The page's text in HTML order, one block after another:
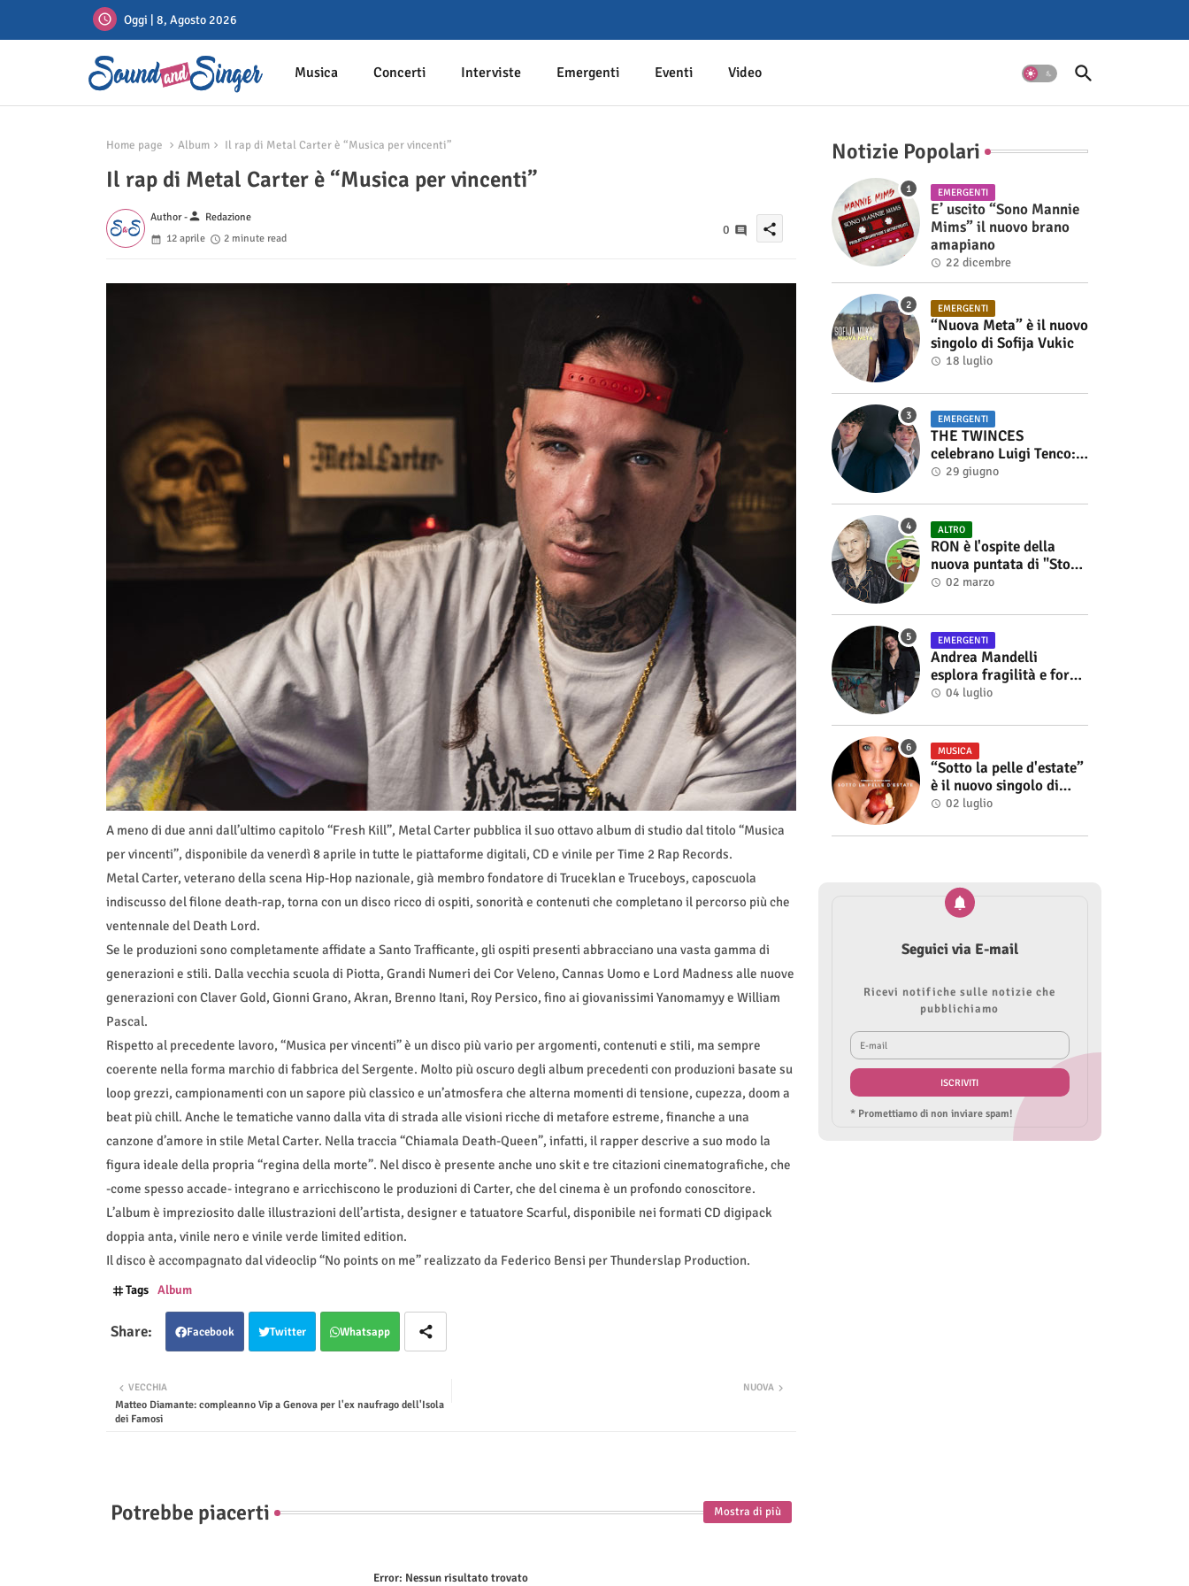
Oggi | 8, Agosto 2026
Musica Concerti Interviste Emergenti Eventi Video
Home page Album Il rap di Metal Carter è “Musica per vincenti”
Il rap di Metal Carter è “Musica per vincenti”
Author -person Redazione
12 aprile
2 minute read
0 share
A meno di due anni dall’ultimo capitolo “Fresh Kill”, Metal Carter pubblica il suo ottavo album di studio dal titolo “Musica
per vincenti”, disponibile da venerdì 8 aprile in tutte le piattaforme digitali, CD e vinile per Time 2 Rap Records.
Metal Carter, veterano della scena Hip-Hop nazionale, già membro fondatore di Truceklan e Truceboys, caposcuola
indiscusso del filone death-rap, torna con un disco ricco di ospiti, sonorità e contenuti che completano il percorso più che
ventennale del Death Lord.
Se le produzioni sono completamente affidate a Santo Trafficante, gli ospiti presenti abbracciano una vasta gamma di
generazioni e stili. Dalla vecchia scuola di Piotta, Grandi Numeri dei Cor Veleno, Cannas Uomo e Lord Madness alle nuove
generazioni con Claver Gold, Gionni Grano, Akran, Brenno Itani, Roy Persico, fino ai giovanissimi Yanomamyy e William
Pascal.
Rispetto al precedente lavoro, “Musica per vincenti” è un disco più vario per argomenti, contenuti e stili, ma sempre
coerente nella forma marchio di fabbrica del Sergente. Molto più oscuro degli album precedenti con produzioni basate su
loop grezzi, campionamenti con un sapore più classico e un’atmosfera che alterna momenti di tensione, cupezza, doom a
beat più chill. Anche le tematiche vanno dalla vita di strada alle visioni ricche di metafore estreme, finanche a una
canzone d’amore in stile Metal Carter. Nella traccia “Chiamala Death-Queen”, infatti, il rapper descrive a suo modo la
figura ideale della propria “regina della morte”. Nel disco è presente anche uno skit e tre citazioni cinematografiche, che
-come spesso accade- integrano e arricchiscono le produzioni di Carter, che del cinema è un profondo conoscitore.
L’album è impreziosito dalle illustrazioni dell’artista, designer e tatuatore Scarful, disponibile nei formati CD digipack
doppia anta, vinile nero e vinile verde limited edition.
Il disco è accompagnato dal videoclip “No points on me” realizzato da Federico Bensi per Thunderslap Production.
Tags Album
Facebook Twitter Whatsapp
NUOVA
VECCHIA
Matteo Diamante: compleanno Vip a Genova per l'ex naufrago dell'Isola
dei Famosi
Potrebbe piacerti Mostra di più
Error: Nessun risultato trovato
Notizie Popolari
EMERGENTI
E’ uscito “Sono Mannie
Mims” il nuovo brano
amapiano
22 dicembre
EMERGENTI
“Nuova Meta” è il nuovo
singolo di Sofija Vukic
18 luglio
EMERGENTI
THE TWINCES
celebrano Luigi Tenco:
fuori singolo e video di
29 giugno
ALTRO
RON è l'ospite della
nuova puntata di "Storie
di Musica", in onda sul
Alberto Salerno
02 marzo
EMERGENTI
Andrea Mandelli
esplora fragilità e forza
nel videoclip di “Sofia”
04 luglio
MUSICA
“Sotto la pelle d'estate”
è il nuovo singolo di
Roberta Modìgliani
02 luglio
Seguici via E-mail
Ricevi notifiche sulle notizie che
pubblichiamo
* Promettiamo di non inviare spam!